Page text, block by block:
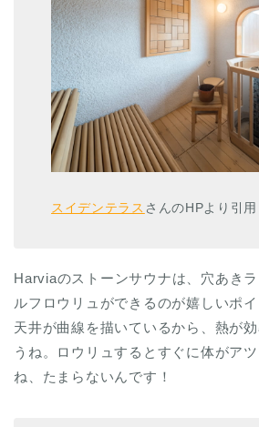
スイデンテラス さんのHPより引用
Harviaのストーンサウナは、穴あき
ルフロウリュができるのが嬉しいポ
天井が曲線を描いているから、熱が
うね。ロウリュするとすぐに体がア
ね、たまらないんです！